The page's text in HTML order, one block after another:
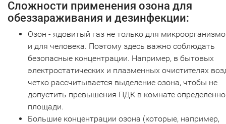
Сложности применения озона для
обеззараживания и дезинфекции:
Озон - ядовитый газ не только для
и для человека. Поэтому здесь важно соблюдать
безопасные концентрации. Например, в бытовых
электростатических и плазменных очистителях
четко рассчитывается выделение озона, чтобы не
допустить превышения ПДК в комнате
площади.
Большие концентрации озона (которые, например,